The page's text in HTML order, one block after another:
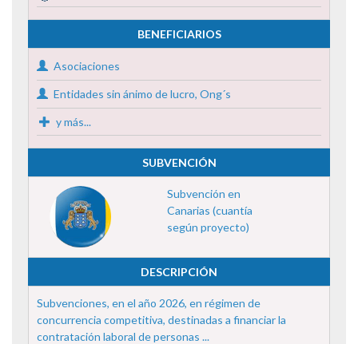
BENEFICIARIOS
Asociaciones
Entidades sin ánimo de lucro, Ong´s
y más...
SUBVENCIÓN
Subvención en
Canarias (cuantía
según proyecto)
DESCRIPCIÓN
Subvenciones, en el año 2026, en régimen de
concurrencia competitiva, destinadas a financiar la
contratación laboral de personas ...